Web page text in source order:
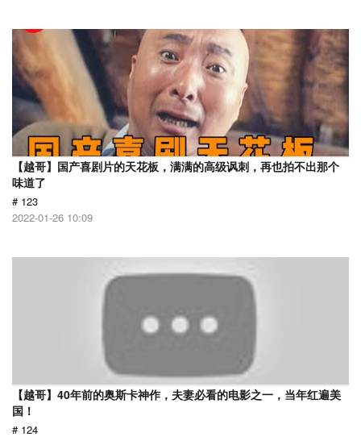
【越哥】国产喜剧片的天花板，满满的高级讽刺，再也拍不出那个
味道了
# 123
2022-01-26 10:09
【越哥】40年前的奥斯卡神作，夫妻必看的电影之一，当年红遍美
国！
# 124